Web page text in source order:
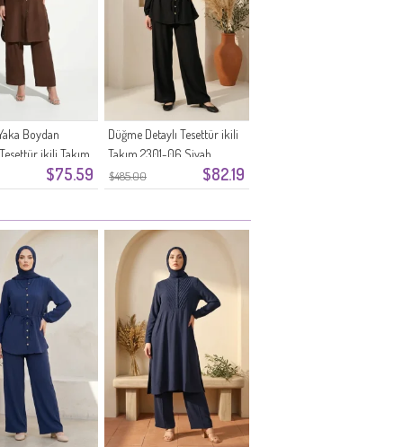
$75.59
Boydan
ikili Takım
$485.00 $82.19
Düğme Detaylı Tesettür ikili
Takım 2301-06 Siyah